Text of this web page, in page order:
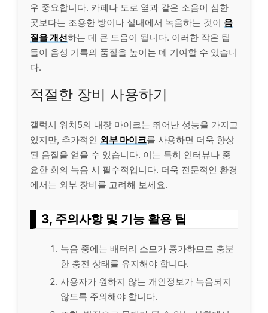
우 중요합니다. 카페나 도로 옆과 같은 소음이 심한
곳보다는 조용한 방이나 실내에서 녹음하는 것이 음
질을 개선하는 데 큰 도움이 됩니다. 이러한 작은 팁
들이 음성 기록의 품질을 높이는 데 기여할 수 있습니
다.
적절한 장비 사용하기
갤럭시 워치5의 내장 마이크는 뛰어난 성능을 가지고
있지만, 추가적인 외부 마이크를 사용하면 더욱 향상
된 음질을 얻을 수 있습니다. 이는 특히 인터뷰나 중
요한 회의 녹음 시 필수적입니다. 더욱 전문적인 환경
에서는 외부 장비를 고려해 보세요.
3, 주의사항 및 기능 활용 팁
녹음 중에는 배터리 소모가 증가하므로 충분
한 충전 상태를 유지해야 합니다.
사용자가 원하지 않는 개인정보가 녹음되지
않도록 주의해야 합니다.